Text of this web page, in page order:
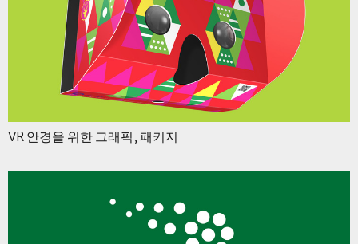
VR 안경을 위한 그래픽, 패키지